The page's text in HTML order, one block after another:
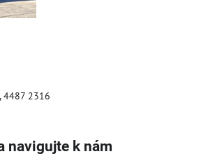
4487 2316
navigujte k nám